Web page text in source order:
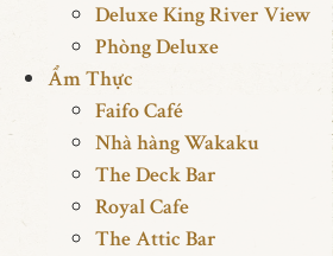
Deluxe King River View
Phòng Deluxe
Ẩm Thực
Faifo Café
Nhà hàng Wakaku
The Deck Bar
Royal Cafe
The Attic Bar